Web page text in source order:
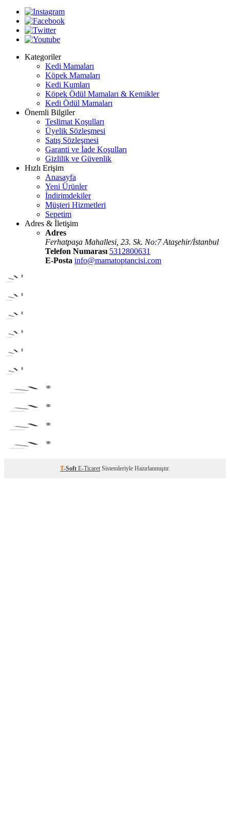
Kategoriler
Kedi Mamaları
Köpek Mamaları
Kedi Kumları
Köpek Ödül Mamaları & Kemikler
Kedi Ödül Mamaları
Önemli Bilgiler
Teslimat Koşulları
Üyelik Sözleşmesi
Satış Sözleşmesi
Garanti ve İade Koşulları
Gizlilik ve Güvenlik
Hızlı Erişim
Anasayfa
Yeni Ürünler
İndirimdekiler
Müşteri Hizmetleri
Sepetim
Adres & İletişim
Adres
Ferhatpaşa Mahallesi, 23. Sk. No:7 Ataşehir/İstanbul
Telefon Numarası 5312800631
E-Posta info@mamatoptancisi.com
T-Soft E-Ticaret Sistemleriyle Hazırlanmıştır.